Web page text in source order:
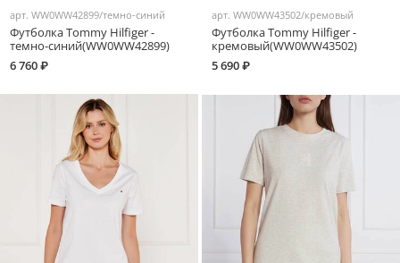
арт.WW0WW42899/темно-синий
Футболка Tommy Hilfiger -
темно-синий(WW0WW42899)
6 760 ₽
арт. WW0WW43502/кремовый
Футболка Tommy Hilfiger -
кремовый(WW0WW43502)
5 690 ₽